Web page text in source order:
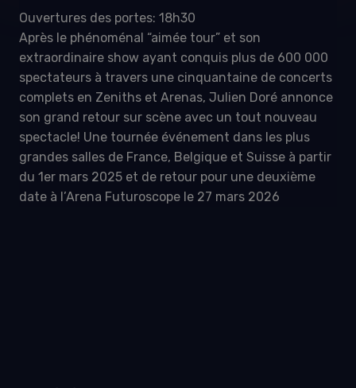
Ouvertures des portes: 18h30
Après le phénoménal “aimée tour” et son
extraordinaire show ayant conquis plus de 600 000
spectateurs à travers une cinquantaine de concerts
complets en Zeniths et Arenas, Julien Doré annonce
son grand retour sur scène avec un tout nouveau
spectacle! Une tournée événement dans les plus
grandes salles de France, Belgique et Suisse à partir
du 1er mars 2025 et de retour pour une deuxième
date à l’Arena Futuroscope le 27 mars 2026